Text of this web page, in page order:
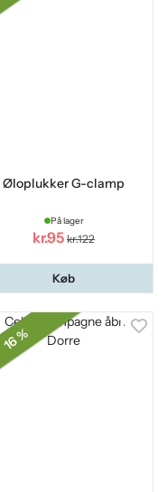
Øloplukker G-clamp
På lager
kr.95 kr.122
Køb
16 %